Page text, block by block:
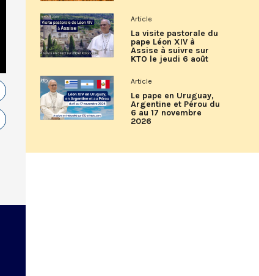
Article
La visite pastorale du
pape Léon XIV à
Assise à suivre sur
KTO le jeudi 6 août
Article
Le pape en Uruguay,
Argentine et Pérou du
6 au 17 novembre
2026